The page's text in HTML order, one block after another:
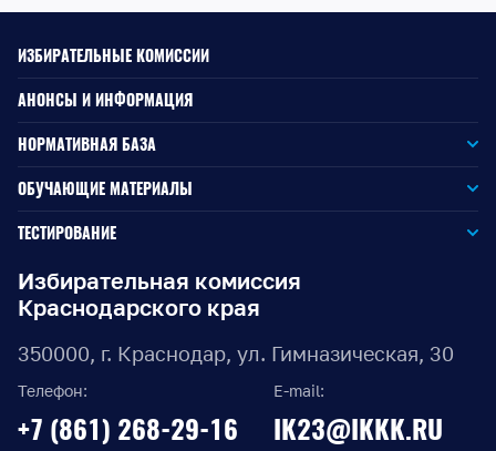
Избирательная комиссия
Краснодарского края
350000, г. Краснодар, ул. Гимназическая, 30
Телефон:
+7 (861) 268-29-16
E-mail:
IK23@IKKK.RU
ИЗБИРАТЕЛЬНЫЕ КОМИССИИ
АНОНСЫ И ИНФОРМАЦИЯ
НОРМАТИВНАЯ БАЗА
Законодательство РФ
Законодательство КК
Документы ЦИК России
Документы ИККК
Выборы Губернатора Краснодарского края
Краснодарского края
ОБУЧАЮЩИЕ МАТЕРИАЛЫ
Для окружной избирательной комиссии
Для территориальной избирательной комиссии
Для участковой избирательной комиссии
ТЕСТИРОВАНИЕ
Для членов участковых избирательных комиссий